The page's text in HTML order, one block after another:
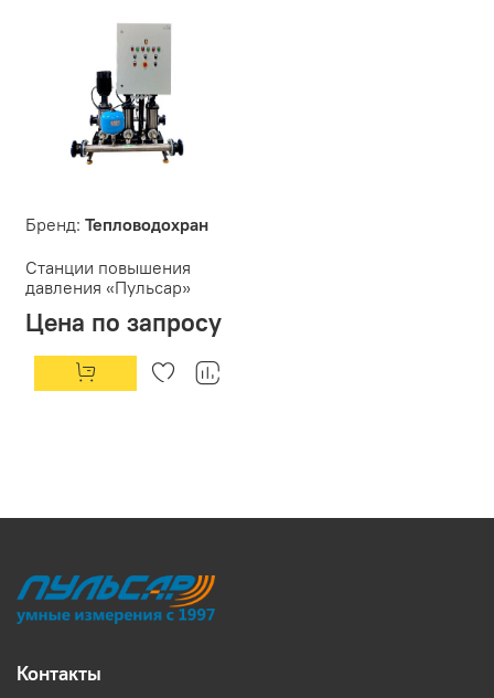
Бренд: Тепловодохран
Станции повышения
давления «Пульсар»
Цена по запросу
Контакты